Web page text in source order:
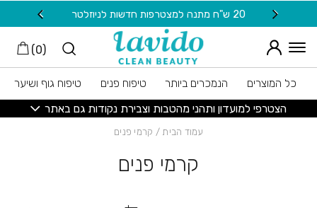
Skip to Content
20 ש"ח מתנה למצטרפות חדשות לניוזלטר
(
0
)
כל המוצרים הנמכרים ביותר טיפוח פנים
טיפוח גוף ושיער
הצטרפי למועדון ותהני מהטבות וצבירת נקודות גם באתר
עמוד הבית / קרמי פנים
קרמי פנים
בחזרה למעלה